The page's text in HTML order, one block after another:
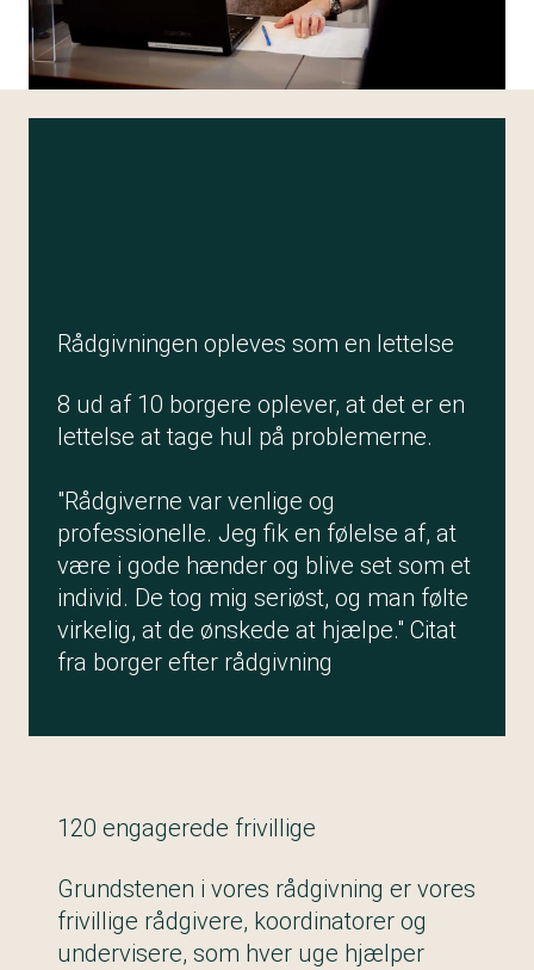
Rådgivningen opleves som en lettelse
8 ud af 10 borgere oplever, at det er en
lettelse at tage hul på problemerne.
"Rådgiverne var venlige og
professionelle. Jeg fik en følelse af, at
være i gode hænder og blive set som et
individ. De tog mig seriøst, og man følte
virkelig, at de ønskede at hjælpe." Citat
fra borger efter rådgivning
120 engagerede frivillige
Grundstenen i vores rådgivning er vores
frivillige rådgivere, koordinatorer og
undervisere, som hver uge hjælper